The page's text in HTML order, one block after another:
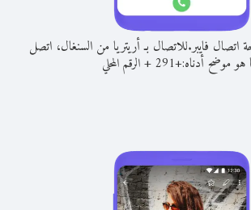
اتصال فايبر.للاتصال بـ أريتريا من السنغال، اتصل
هو موضح أدناه:+
291
+الرقم المحلي